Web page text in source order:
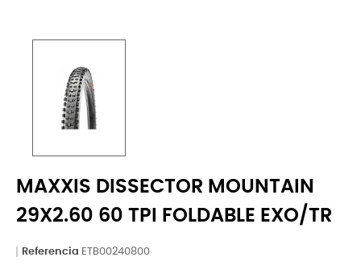
MAXXIS DISSECTOR MOUNTAIN
29X2.60 60 TPI FOLDABLE EXO/TR
Referencia ETB00240800